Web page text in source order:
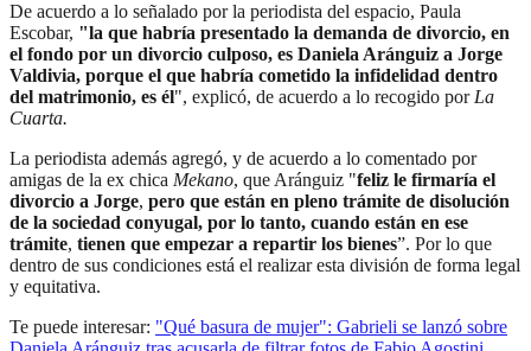
De acuerdo a lo señalado por la periodista del espacio, Paula
Escobar, "la que habría presentado la demanda de divorcio, en
el fondo por un divorcio culposo, es Daniela Aránguiz a Jorge
Valdivia, porque el que habría cometido la infidelidad dentro
del matrimonio, es él", explicó, de acuerdo a lo recogido por La
Cuarta.
La periodista además agregó, y de acuerdo a lo comentado por
amigas de la ex chica Mekano, que Aránguiz "feliz le firmaría el
divorcio a Jorge, pero que están en pleno trámite de disolución
de la sociedad conyugal, por lo tanto, cuando están en ese
trámite, tienen que empezar a repartir los bienes”. Por lo que
dentro de sus condiciones está el realizar esta división de forma legal
y equitativa.
Te puede interesar: "Qué basura de mujer": Gabrieli se lanzó sobre